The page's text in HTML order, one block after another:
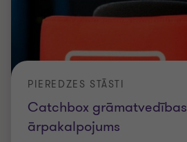
Catchbox grāmatvedības
ārpakalpojums
PIEREDZES STĀSTI